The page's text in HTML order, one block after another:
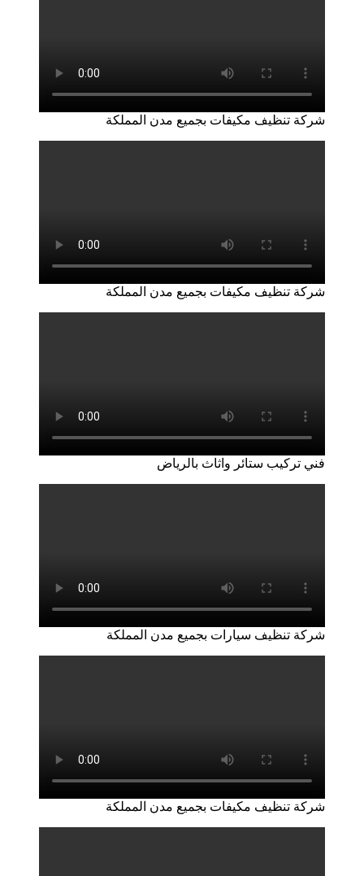
شركة تنظيف مكيفات بجميع مدن المملكة
شركة تنظيف مكيفات بجميع مدن المملكة
فني تركيب ستائر واثاث بالرياض
شركة تنظيف سيارات بجميع مدن المملكة
شركة تنظيف مكيفات بجميع مدن المملكة